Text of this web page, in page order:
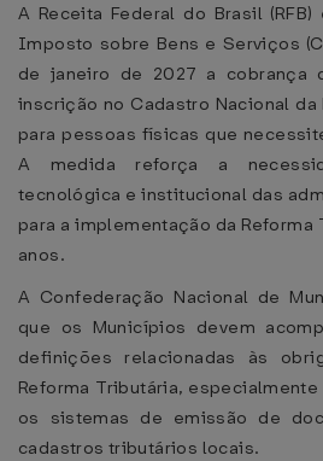
A Receita Federal do Brasil
Imposto sobre Bens e Serviços
de janeiro de 2027 a cobrança
inscrição no Cadastro Nacional da
para pessoas físicas que
A medida reforça a
tecnológica e institucional das
para a implementação da
anos.
A Confederação Nacional de
que os Municípios devem
definições relacionadas às
Reforma Tributária,
os sistemas de emissão de
cadastros tributários locais.